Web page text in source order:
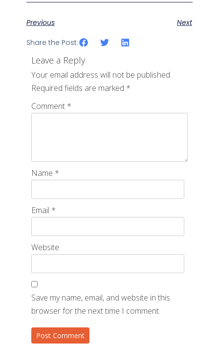
Previous Next
Share the Post:
Leave a Reply
Your email address will not be published.
Required fields are marked *
Comment *
Name *
Email *
Website
Save my name, email, and website in this
browser for the next time I comment.